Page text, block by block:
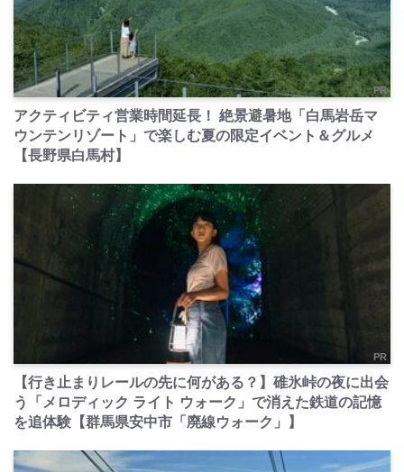
PR
アクティビティ営業時間延長！ 絶景避暑地「白馬岩岳マ
ウンテンリゾート」で楽しむ夏の限定イベント＆グルメ
【長野県白馬村】
PR
【行き止まりレールの先に何がある？】碓氷峠の夜に出会
う「メロディック ライト ウォーク」で消えた鉄道の記憶
を追体験【群馬県安中市「廃線ウォーク」】